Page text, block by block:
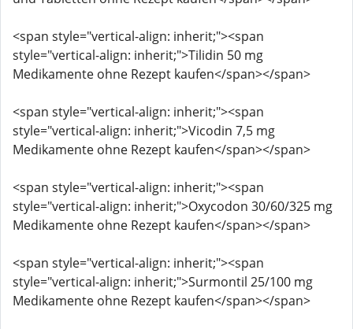
<span style="vertical-align: inherit;"><span
style="vertical-align: inherit;">Tilidin 50 mg
Medikamente ohne Rezept kaufen</span></span>
<span style="vertical-align: inherit;"><span
style="vertical-align: inherit;">Vicodin 7,5 mg
Medikamente ohne Rezept kaufen</span></span>
<span style="vertical-align: inherit;"><span
style="vertical-align: inherit;">Oxycodon 30/60/325 mg
Medikamente ohne Rezept kaufen</span></span>
<span style="vertical-align: inherit;"><span
style="vertical-align: inherit;">Surmontil 25/100 mg
Medikamente ohne Rezept kaufen</span></span>